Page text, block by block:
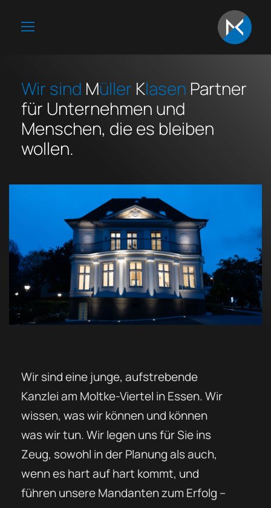
Wir sind Müller Klasen Partner
für Unternehmen und
Menschen, die es bleiben
wollen.
Wir sind eine junge, aufstrebende
Kanzlei am Moltke-Viertel in Essen. Wir
wissen, was wir können und können
was wir tun. Wir legen uns für Sie ins
Zeug, sowohl in der Planung als auch,
wenn es hart auf hart kommt, und
führen unsere Mandanten zum Erfolg –